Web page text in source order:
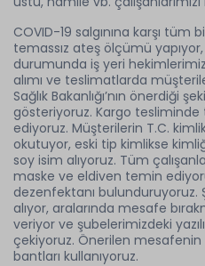
COVID-19 salgınına karşı tüm
temassız ateş ölçümü
durumunda iş yeri
alımı ve teslimatlarda
Sağlık Bakanlığı’nın önerdiği
gösteriyoruz. Kargo
ediyoruz. Müşterilerin T.C.
okutuyor, eski tip kimlikse
soy isim alıyoruz. Tüm
maske ve eldiven temin
dezenfektanı
alıyor, aralarında mesafe
veriyor ve şubelerimizdeki
çekiyoruz. Önerilen mesafenin
bantları kullanıyoruz.